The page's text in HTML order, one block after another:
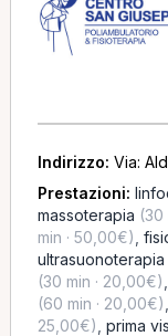
Indirizzo: Via:
Prestazioni:
massoterapia (30
min · 50,00€)
ultrasuonoterapia
(30 min · 20,00€)
(60 min · 20,00€)
25,00€) prima